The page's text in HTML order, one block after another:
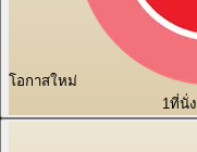
โอกาสใหม่
1ที่นั่ง